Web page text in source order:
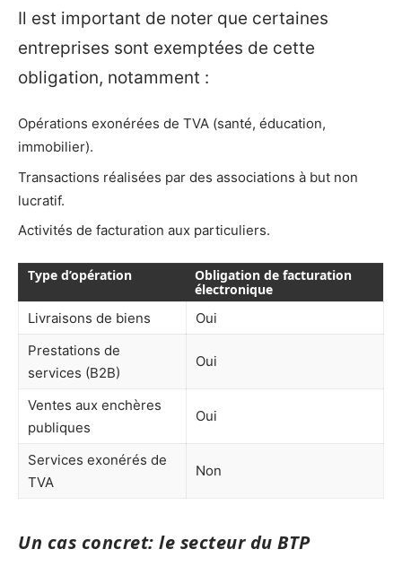
Il est important de noter que certaines
entreprises sont exemptées de cette
obligation, notamment :
Opérations exonérées de TVA (santé, éducation,
immobilier).
Transactions réalisées par des associations à but non
lucratif.
Activités de facturation aux particuliers.
Type d’opération
Obligation de facturation
électronique
Livraisons de biens
Oui
Prestations de
services (B2B)
Oui
Ventes aux enchères
publiques
Oui
Services exonérés de
TVA
Non
Un cas concret: le secteur du BTP